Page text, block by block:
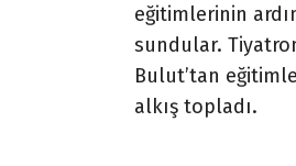
eğitimlerinin
sundular.
Bulut’tan
alkış topladı.